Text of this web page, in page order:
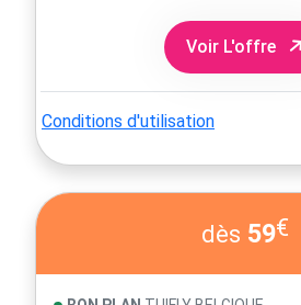
Voir L'offre
Conditions d'utilisation
dès 59€